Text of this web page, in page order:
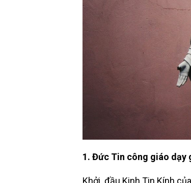
1. Đức Tin công giáo dạy
Khởi đầu Kinh Tin Kính